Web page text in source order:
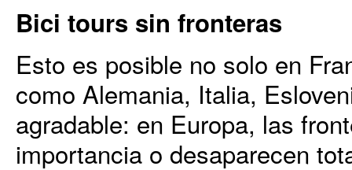
Bici tours sin fronteras
Esto es posible no solo en
como Alemania, Italia,
agradable: en Europa, las
importancia o desaparecen